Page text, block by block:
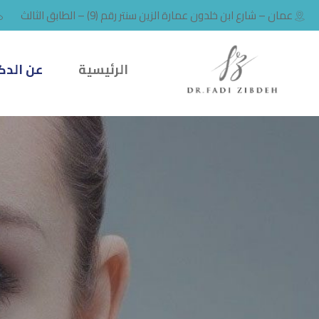
عمان – شارع ابن خلدون عمارة الزين سنتر رقم (9) – الطابق الثالث
الرئيسية عن